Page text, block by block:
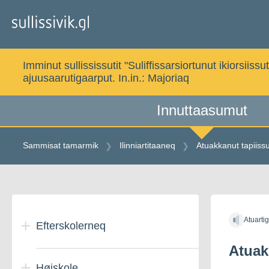
Imminut sullississutit "Suliffissarsiortunut
ajuusaarutigaarput. In.in.: Majoriaq
Innuttaasumut
Sammisat tamarmik Ilinniartitaaneq Atuakkanut
indholdetEfterskolerneq